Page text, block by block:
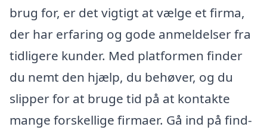
brug for, er det vigtigt at vælge et firma,
der har erfaring og gode anmeldelser fra
tidligere kunder. Med platformen finder
du nemt den hjælp, du behøver, og du
slipper for at bruge tid på at kontakte
mange forskellige firmaer. Gå ind på find-